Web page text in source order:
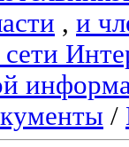
, и
сети
/